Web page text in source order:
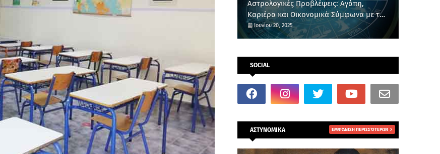
Αστρολογικές Προβλέψεις: Αγάπη,
Καριέρα και Οικονομικά Σύμφωνα με το
Ζώδιό σου
Ιουνίου 20, 2025
SOCIAL
ΑΣΤΥΝΟΜΙΚΑ ΕΜΦΆΝΙΣΗ ΠΕΡΙΣΣΌΤΕΡΩΝ